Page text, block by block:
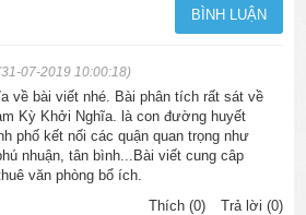
07-2019 10:00:18)
về bài viết nhé. Bài phân tích rất sát về
Kỳ Khởi Nghĩa. là con đường huyết
phố kết nối các quận quan trọng như
nhuận, tân bình...Bài viết cung câp
văn phòng bổ ích.
Thích (0)
Trả lời (0)